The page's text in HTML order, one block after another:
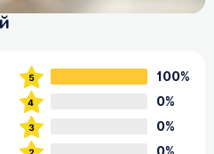
100%
0%
0%